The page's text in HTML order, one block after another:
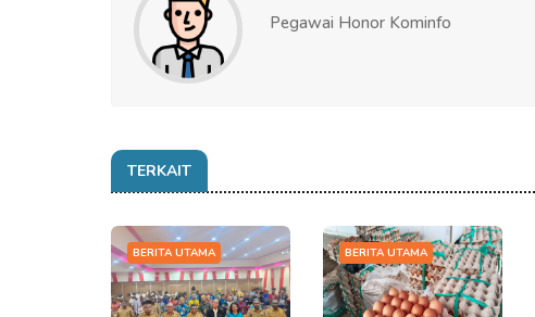
Pegawai Honor Kominfo
TERKAIT
BERITA UTAMA BERITA UTAMA